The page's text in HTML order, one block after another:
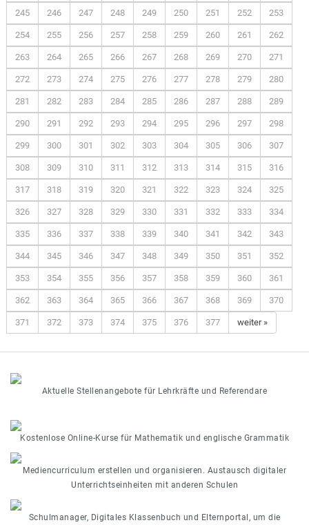
245 246 247 248 249 250 251 252 253
254 255 256 257 258 259 260 261 262
263 264 265 266 267 268 269 270 271
272 273 274 275 276 277 278 279 280
281 282 283 284 285 286 287 288 289
290 291 292 293 294 295 296 297 298
299 300 301 302 303 304 305 306 307
308 309 310 311 312 313 314 315 316
317 318 319 320 321 322 323 324 325
326 327 328 329 330 331 332 333 334
335 336 337 338 339 340 341 342 343
344 345 346 347 348 349 350 351 352
353 354 355 356 357 358 359 360 361
362 363 364 365 366 367 368 369 370
371 372 373 374 375 376 377 weiter »
Aktuelle Stellenangebote für Lehrkräfte und Referendare
Kostenlose Online-Kurse für Mathematik und englische Grammatik
Mediencurriculum erstellen und organisieren. Austausch digitaler
Unterrichtseinheiten mit anderen Schulen
Schulmanager, Digitales Klassenbuch und Elternportal, um die